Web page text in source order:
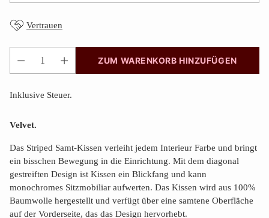
Vertrauen
Anzahl
ZUM WARENKORB HINZUFÜGEN
Inklusive Steuer.
Velvet.
Das Striped Samt-Kissen verleiht jedem Interieur Farbe und bringt
ein bisschen Bewegung in die Einrichtung. Mit dem diagonal
gestreiften Design ist Kissen ein Blickfang und kann
monochromes Sitzmobiliar aufwerten. Das Kissen wird aus 100%
Baumwolle hergestellt und verfügt über eine samtene Oberfläche
auf der Vorderseite, das das Design hervorhebt.